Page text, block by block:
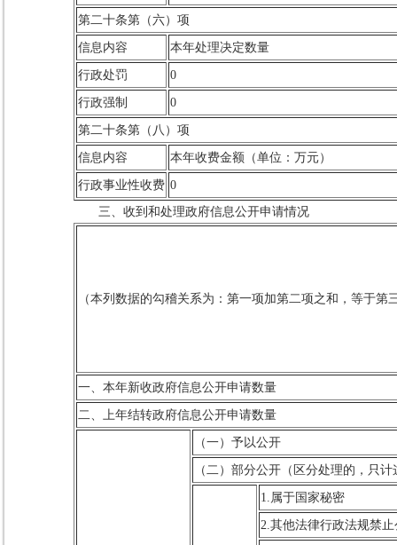
第二十条第（六）项
信息内容 本年处理决定数量
行政处罚 0
行政强制 0
第二十条第（八）项
信息内容 本年收费金额（单位：万元）
行政事业性收费 0
三、收到和处理政府信息公开申请情况
（本列数据的勾稽关系为：第一项加第二项之和，等于第
一、本年新收政府信息公开申请数量
二、上年结转政府信息公开申请数量
（一）予以公开
（二）部分公开（区分处理的，只
1.属于国家秘密
2.其他法律行政法规禁止